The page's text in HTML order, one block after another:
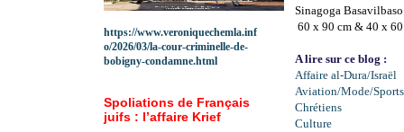
Sinagoga Basavilbaso
60 x 90 cm & 40 x
A lire sur ce blog :
Affaire al-Dura/Israël
Aviation/Mode/Sports
Chrétiens
Culture
https://www.veroniquechemla.inf
o/2026/03/la-cour-criminelle-de-
bobigny-condamne.html
Spoliations de Français
juifs : l’affaire Krief